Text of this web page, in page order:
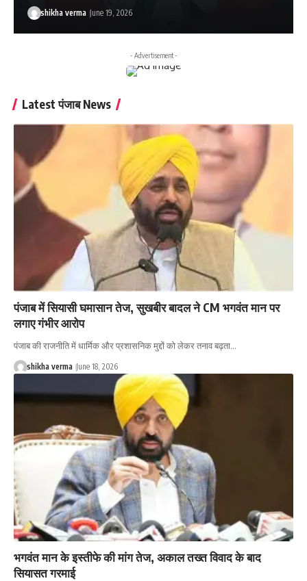
shikha verma June 19, 2026
- Advertisement -
Latest पंजाब News
पंजाब में सियासी घमासान तेज, सुखबीर बादल ने CM भगवंत मान पर
लगाए गंभीर आरोप
पंजाब की राजनीति में धार्मिक और प्रशासनिक मुद्दों को लेकर तनाव बढ़ता…
shikha verma June 18, 2026
भगवंत मान के इस्तीफे की मांग तेज, अकाल तख्त विवाद के बाद
सियासत गरमाई